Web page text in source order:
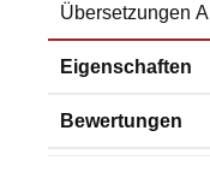
Übersetzungen
Eigenschaften
Bewertungen